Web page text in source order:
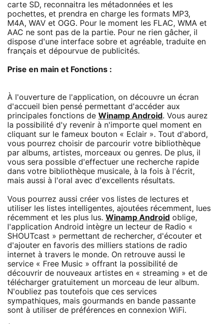
carte SD, reconnaitra les métadonnées et les
pochettes, et prendra en charge les formats MP3,
M4A, WAV et OGG. Pour le moment les FLAC, WMA et
AAC ne sont pas de la partie. Pour ne rien gâcher, il
dispose d'une interface sobre et agréable, traduite en
français et dépourvue de publicités.
Prise en main et Fonctions :
À l'ouverture de l'application, on découvre un écran
d'accueil bien pensé permettant d'accéder aux
principales fonctions de Winamp Android . Vous aurez
la possibilité d'y revenir à n'importe quel moment en
cliquant sur le fameux bouton « Eclair ». Tout d'abord,
vous pourrez choisir de parcourir votre bibliothèque
par albums, artistes, morceaux ou genres. De plus, il
vous sera possible d'effectuer une recherche rapide
dans votre bibliothèque musicale, à la fois à l'écrit,
mais aussi à l'oral avec d'excellents résultats.
Vous pourrez aussi créer vos listes de lectures et
utiliser les listes intelligentes, ajoutées récemment, lues
récemment et les plus lus. Winamp Android oblige,
l'application Android intègre un lecteur de Radio «
SHOUTcast » permettant de rechercher, d'écouter et
d'ajouter en favoris des milliers stations de radio
internet à travers le monde. On retrouve aussi le
service « Free Music » offrant la possibilité de
découvrir de nouveaux artistes en « streaming » et de
télécharger gratuitement un morceau de leur album.
N'oubliez pas toutefois que ces services
sympathiques, mais gourmands en bande passante
sont à utiliser de préférences en connexion WiFi.